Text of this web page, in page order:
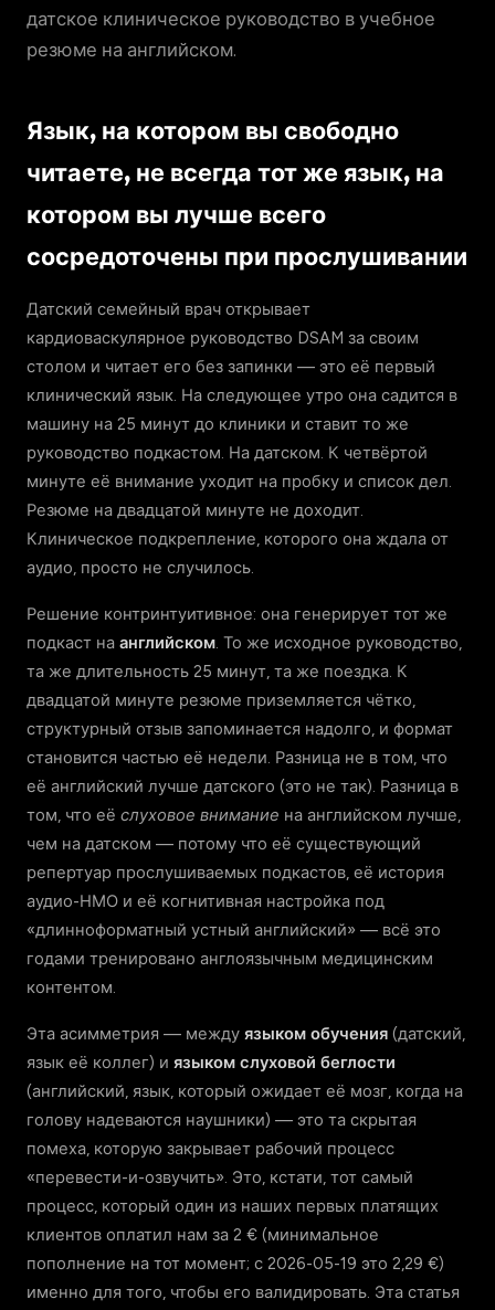
датское клиническое руководство в учебное
резюме на английском.
Язык, на котором вы свободно
читаете, не всегда тот же язык, на
котором вы лучше всего
сосредоточены при прослушивании
Датский семейный врач открывает
кардиоваскулярное руководство DSAM за своим
столом и читает его без запинки — это её первый
клинический язык. На следующее утро она садится в
машину на 25 минут до клиники и ставит то же
руководство подкастом. На датском. К четвёртой
минуте её внимание уходит на пробку и список дел.
Резюме на двадцатой минуте не доходит.
Клиническое подкрепление, которого она ждала от
аудио, просто не случилось.
Решение контринтуитивное: она генерирует тот же
подкаст на английском. То же исходное руководство,
та же длительность 25 минут, та же поездка. К
двадцатой минуте резюме приземляется чётко,
структурный отзыв запоминается надолго, и формат
становится частью её недели. Разница не в том, что
её английский лучше датского (это не так). Разница в
том, что её слуховое внимание на английском лучше,
чем на датском — потому что её существующий
репертуар прослушиваемых подкастов, её история
аудио-НМО и её когнитивная настройка под
«длинноформатный устный английский» — всё это
годами тренировано англоязычным медицинским
контентом.
Эта асимметрия — между языком обучения (датский,
язык её коллег) и языком слуховой беглости
(английский, язык, который ожидает её мозг, когда на
голову надеваются наушники) — это та скрытая
помеха, которую закрывает рабочий процесс
«перевести-и-озвучить». Это, кстати, тот самый
процесс, который один из наших первых платящих
клиентов оплатил нам за 2 € (минимальное
пополнение на тот момент; с 2026-05-19 это 2,29 €)
именно для того, чтобы его валидировать. Эта статья